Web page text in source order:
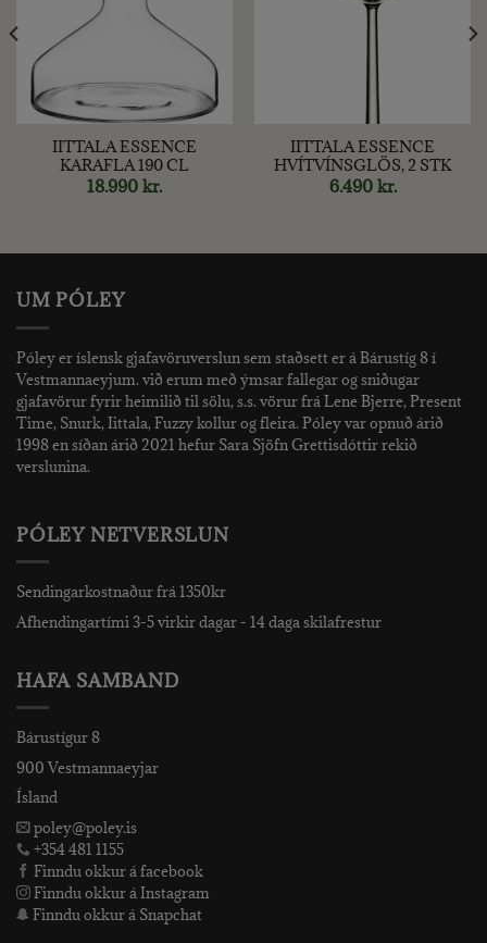
IITTALA ESSENCE
KARAFLA 190 CL
18.990 kr.
IITTALA ESSENCE
HVÍTVÍNSGLÖS, 2 STK
6.490 kr.
UM PÓLEY
Póley er íslensk gjafavöruverslun sem staðsett er á Bárustíg 8 í
Vestmannaeyjum. við erum með ýmsar fallegar og sniðugar
gjafavörur fyrir heimilið til sölu, s.s. vörur frá Lene Bjerre, Present
Time, Snurk, Iittala, Fuzzy kollur og fleira. Póley var opnuð árið
1998 en síðan árið 2021 hefur Sara Sjöfn Grettisdóttir rekið
verslunina.
PÓLEY NETVERSLUN
Sendingarkostnaður frá 1350kr
Afhendingartími 3-5 virkir dagar - 14 daga skilafrestur
HAFA SAMBAND
Bárustígur 8
900 Vestmannaeyjar
Ísland
poley@poley.is
+354 481 1155
Finndu okkur á facebook
Finndu okkur á Instagram
Finndu okkur á Snapchat